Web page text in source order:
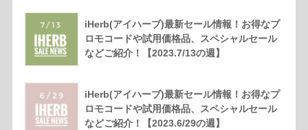
iHerb(アイハーブ)最新セール情報！お得なプ
ロモコードや試用価格品、スペシャルセール
などご紹介！【2023.7/13の週】
iHerb(アイハーブ)最新セール情報！お得なプ
ロモコードや試用価格品、スペシャルセール
などご紹介！【2023.6/29の週】